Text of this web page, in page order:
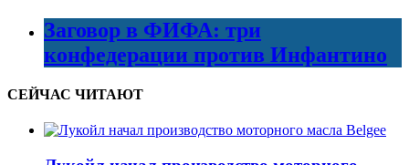
Заговор в ФИФА: три
конфедерации против Инфантино
СЕЙЧАС ЧИТАЮТ